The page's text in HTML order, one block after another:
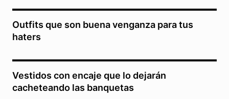
Outfits que son buena venganza para tus
haters
Vestidos con encaje que lo dejarán
cacheteando las banquetas